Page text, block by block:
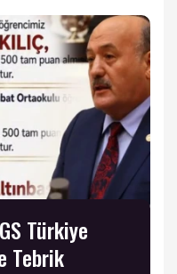
Türkiye
Tebrik